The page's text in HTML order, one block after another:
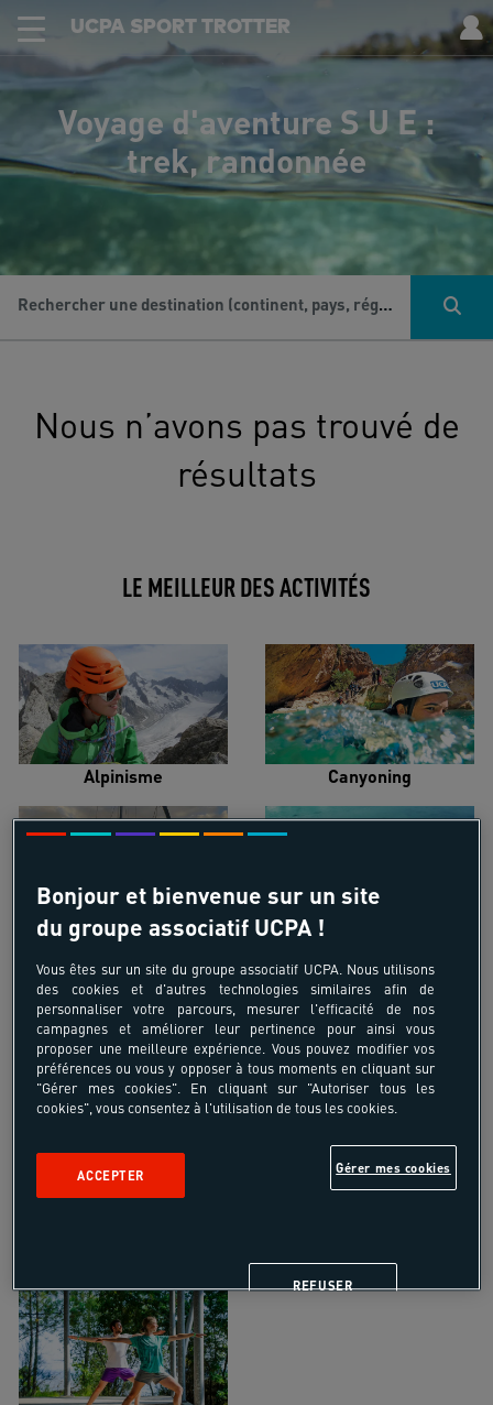
UCPA SPORT TROTTER
Voyage d'aventure S U E :
trek, randonnée
Rechercher une destination (continent, pays, région...), une activité...
Nous n’avons pas trouvé de
résultats
LE MEILLEUR DES ACTIVITÉS
Alpinisme Canyoning
Croisière voilier Kayak de mer
Trail Trek-Randonnée pédestre
Vélo de randonnée
Bonjour et bienvenue sur un site
du groupe associatif UCPA !
Vous êtes sur un site du groupe associatif UCPA. Nous utilisons
des cookies et d'autres technologies similaires afin de
personnaliser votre parcours, mesurer l'efficacité de nos
campagnes et améliorer leur pertinence pour ainsi vous
proposer une meilleure expérience. Vous pouvez modifier vos
préférences ou vous y opposer à tous moments en cliquant sur
"Gérer mes cookies". En cliquant sur "Autoriser tous les
cookies", vous consentez à l'utilisation de tous les cookies.
Gérer mes cookies
REFUSER
ACCEPTER